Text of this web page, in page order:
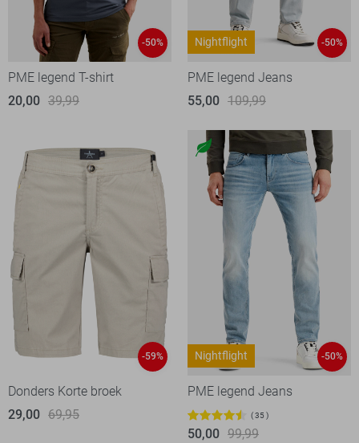
-50%
PME legend T-shirt
20,00 39,99
Nightflight -50%
PME legend Jeans
55,00 109,99
-59%
Donders Korte broek
29,00 69,95
Nightflight -50%
PME legend Jeans
35
50,00 99,99